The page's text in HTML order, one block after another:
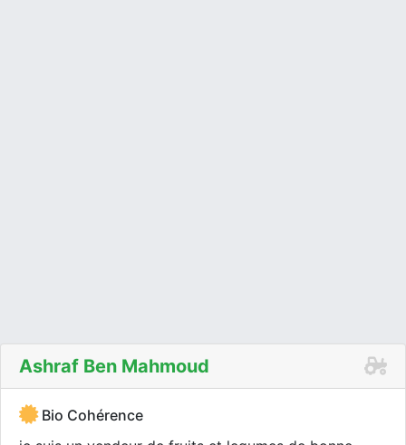
Ashraf Ben Mahmoud
Bio Cohérence